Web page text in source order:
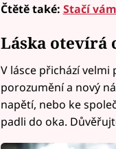
Čtětě také: Stačí
Láska otevírá
V lásce přichází
porozumění a nový
napětí, nebo ke
padli do oka.